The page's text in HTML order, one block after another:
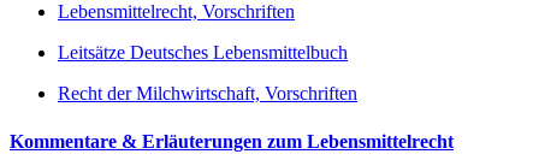
Lebensmittelrecht, Vorschriften
Leitsätze Deutsches Lebensmittelbuch
Recht der Milchwirtschaft, Vorschriften
Kommentare & Erläuterungen zum Lebensmittelrecht